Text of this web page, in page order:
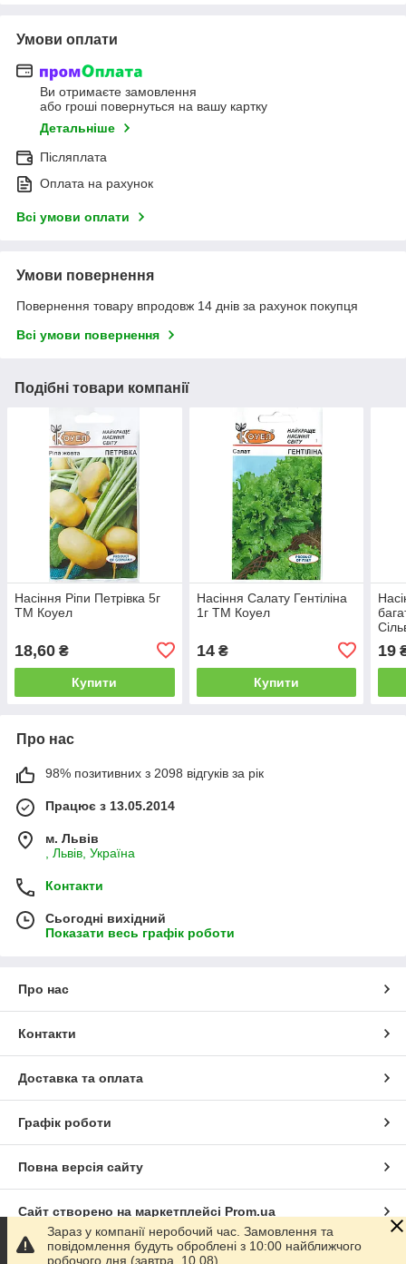
Умови оплати
Ви отримаєте замовлення
або гроші повернуться на вашу картку
Детальніше
Післяплата
Оплата на рахунок
Всі умови оплати
Умови повернення
Повернення товару впродовж 14 днів за рахунок покупця
Всі умови повернення
Подібні товари компанії
Насіння Ріпи Петрівка 5г
ТМ Коуел
18,60 ₴
Купити
Насіння Салату Гентіліна
1г ТМ Коуел
14₴
Купити
19
Про нас
98% позитивних з 2098 відгуків за рік
Працює з 13.05.2014
м. Львів
, Львів, Україна
Контакти
Сьогодні вихідний
Показати весь графік роботи
Про нас
Контакти
Доставка та оплата
Графік роботи
Повна версія сайту
Сайт створено на маркетплейсі Prom.ua
Політика конфіденційності
Зараз у компанії неробочий час. Замовлення та
повідомлення будуть оброблені з 10:00 найближчого
робочого дня (завтра, 10.08).